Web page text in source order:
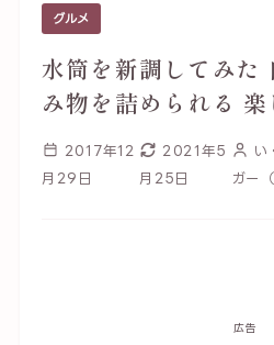
グルメ
水筒を新調してみた
み物を詰められる
2017年12
月29日
2021年5
月25日
い
ガー
広告